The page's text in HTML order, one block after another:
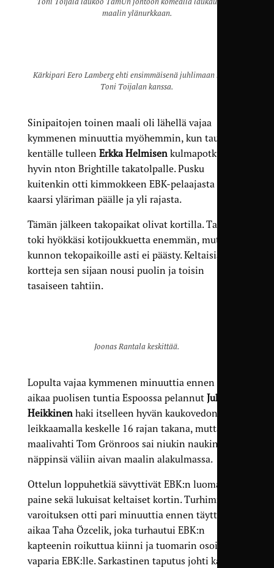
maalin ylänurkkaan.
Kärkipari Eero Lamberg ehti ensimmäisenä juhlimaan maalia
Toni Toijalan kanssa.
Sinipaitojen toinen maali oli lähellä vajaa
kymmenen minuuttia myöhemmin, kun tauolla
kentälle tulleen Erkka Helmisenkulmapotku tuli
hyvin nton Brightille takatolpalle. Pusku
kuitenkin otti kimmokkeen EBK-pelaajasta ja
kaarsi yläriman päälle ja yli rajasta.
Tämän jälkeen takopaikat olivat kortilla. TamU
toki hyökkäsi kotijoukkuetta enemmän, mutta
kunnon tekopaikoille asti ei päästy. Keltaisia
kortteja sen sijaan nousi puolin ja toisin
tasaiseen tahtiin.
Joonas Rantala keskittää.
Lopulta vajaa kymmenen minuuttia ennen täyttä
aikaa puolisen tuntia Espoossa pelannut Juho
Heikkinenhaki itselleen hyvän kaukovedon
leikkaamalla keskelle 16 rajan takana, mutta
maalivahti Tom Grönroos sai niukin naukin
näppinsä väliin aivan maalin alakulmassa.
Ottelun loppuhetkiä sävyttivät EBK:n luoma pieni
paine sekä lukuisat keltaiset kortin. Turhimman
varoituksen otti pari minuuttia ennen täyttä
aikaa Taha Özcelik, joka turhautui EBK:n
kapteenin roikuttua kiinni ja tuomarin osoitettua
vaparia EBK:lle. Sarkastinen taputus johti kauden